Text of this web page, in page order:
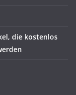
die kostenlos